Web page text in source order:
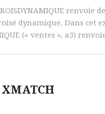
renvoie
dynamique. Dans cet
(« ventes », a3)